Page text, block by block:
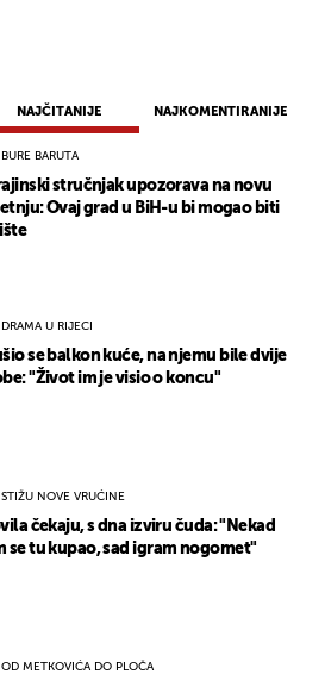
NAJČITANIJE NAJKOMENTIRANIJE
BURE BARUTA
stručnjak upozorava na novu
Ovaj grad u BiH-u bi mogao biti
DRAMA U RIJECI
se balkon kuće, na njemu bile dvije
"Život im je visio o koncu"
STIŽU NOVE VRUĆINE
čekaju, s dna izviru čuda: "Nekad
se tu kupao, sad igram nogomet"
OD METKOVIĆA DO PLOČA